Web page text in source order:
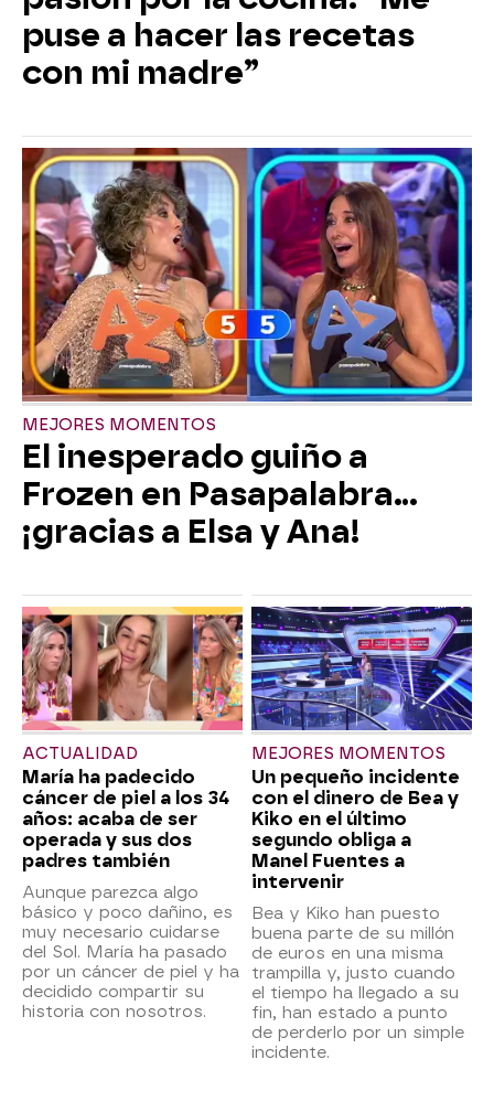
puse a hacer las recetas
con mi madre”
MEJORES MOMENTOS
El inesperado guiño a
Frozen en Pasapalabra…
¡gracias a Elsa y Ana!
ACTUALIDAD
María ha padecido
cáncer de piel a los 34
años: acaba de ser
operada y sus dos
padres también
Aunque parezca algo
básico y poco dañino, es
muy necesario cuidarse
del Sol. María ha pasado
por un cáncer de piel y ha
decidido compartir su
historia con nosotros.
MEJORES MOMENTOS
Un pequeño incidente
con el dinero de Bea y
Kiko en el último
segundo obliga a
Manel Fuentes a
intervenir
Bea y Kiko han puesto
buena parte de su millón
de euros en una misma
trampilla y, justo cuando
el tiempo ha llegado a su
fin, han estado a punto
de perderlo por un simple
incidente.